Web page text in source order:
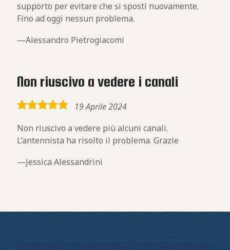
supporto per evitare che si sposti nuovamente.
Fino ad oggi nessun problema.
Alessandro Pietrogiacomi
Non riuscivo a vedere i canali
5,0
19 Aprile 2024
Non riuscivo a vedere più alcuni canali.
L’antennista ha risolto il problema. Grazie
Jessica Alessandrini